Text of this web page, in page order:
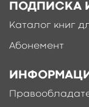
ПОДПИСКА
Каталог книг
Абонемент